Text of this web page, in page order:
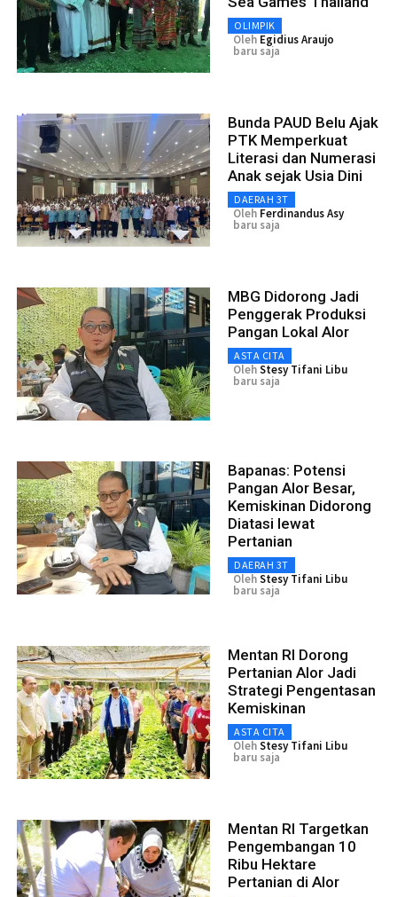
OLIMPIK
Oleh Egidius Araujo
baru saja
Bunda PAUD Belu Ajak
PTK Memperkuat
Literasi dan Numerasi
Anak sejak Usia Dini
DAERAH 3T
Oleh Ferdinandus Asy
baru saja
MBG Didorong Jadi
Penggerak Produksi
Pangan Lokal Alor
ASTA CITA
OlehStesy Tifani Libu
baru saja
Bapanas: Potensi
Pangan Alor Besar,
Kemiskinan Didorong
Diatasi lewat
Pertanian
DAERAH 3T
OlehStesy Tifani Libu
baru saja
Mentan RI Dorong
Pertanian Alor Jadi
Strategi Pengentasan
Kemiskinan
ASTA CITA
OlehStesy Tifani Libu
baru saja
Mentan RI Targetkan
Pengembangan 10
Ribu Hektare
Pertanian di Alor